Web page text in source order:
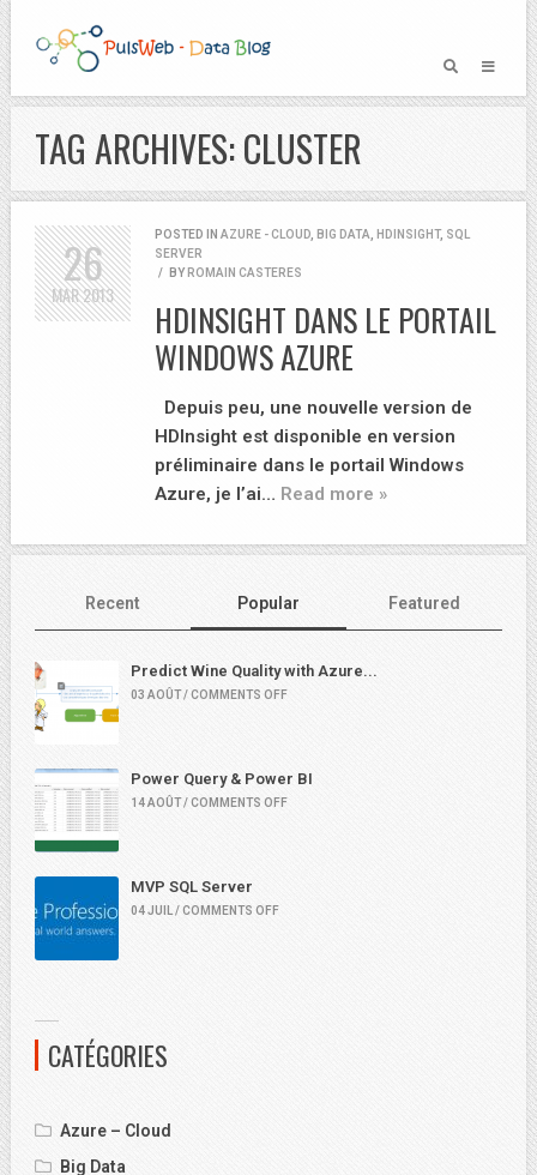
TAG ARCHIVES: CLUSTER
POSTED IN AZURE - CLOUD BIG DATA HDINSIGHT, SQL
SERVER
/
BY ROMAIN CASTERES
HDINSIGHT DANS LE PORTAIL
WINDOWS AZURE
Depuis peu, une nouvelle version de
HDInsight est disponible en version
préliminaire dans le portail Windows
Azure, je l’ai… Read more »
26
MAR2013
Recent Popular Featured
Predict Wine Quality with Azure...
03 AOÛT / COMMENTS OFF
Power Query & Power BI
14 AOÛT / COMMENTS OFF
MVP SQL Server
04 JUIL / COMMENTS OFF
CATÉGORIES
Azure – Cloud
Big Data